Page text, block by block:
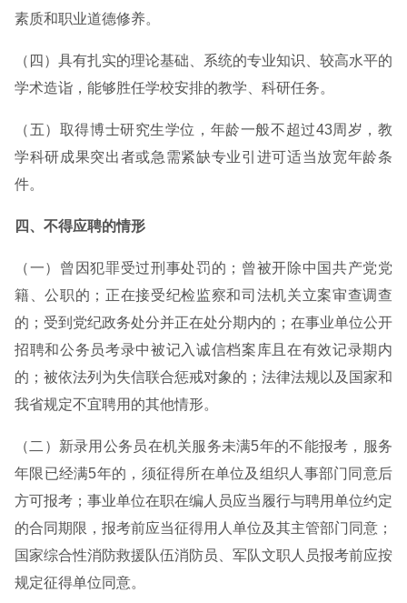
素质和职业道德修养。
（四）具有扎实的理论基础、系统的专业知识、较高水平的
学术造诣，能够胜任学校安排的教学、科研任务。
（五）取得博士研究生学位，年龄一般不超过43周岁，教
学科研成果突出者或急需紧缺专业引进可适当放宽年龄条
件。
四、不得应聘的情形
（一）曾因犯罪受过刑事处罚的；曾被开除中国共产党党
籍、公职的；正在接受纪检监察和司法机关立案审查调查
的；受到党纪政务处分并正在处分期内的；在事业单位公开
招聘和公务员考录中被记入诚信档案库且在有效记录期内
的；被依法列为失信联合惩戒对象的；法律法规以及国家和
我省规定不宜聘用的其他情形。
（二）新录用公务员在机关服务未满5年的不能报考，服务
年限已经满5年的，须征得所在单位及组织人事部门同意后
方可报考；事业单位在职在编人员应当履行与聘用单位约定
的合同期限，报考前应当征得用人单位及其主管部门同意；
国家综合性消防救援队伍消防员、军队文职人员报考前应按
规定征得单位同意。